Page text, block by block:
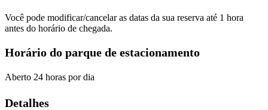
Você pode modificar/cancelar as datas da sua reserva até 1 hora
antes do horário de chegada.
Horário do parque de estacionamento
Aberto 24 horas por dia
Detalhes